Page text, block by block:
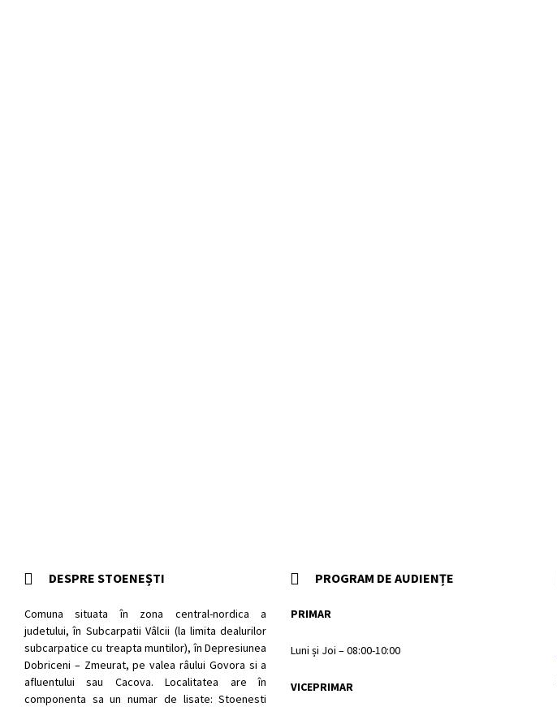
DESPRE STOENEȘTI
Comuna situata în zona central-nordica a
judetului, în Subcarpatii Vâlcii (la limita dealurilor
subcarpatice cu treapta muntilor), în Depresiunea
Dobriceni – Zmeurat, pe valea râului Govora si a
afluentului sau Cacova. Localitatea are în
componenta sa un numar de lisate: Stoenesti
PROGRAM DE AUDIENȚE
PRIMAR
Luni și Joi – 08:00-10:00
VICEPRIMAR